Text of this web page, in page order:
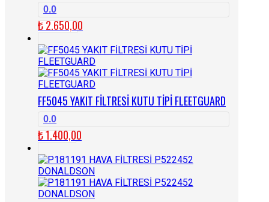
0.0
₺2.650,00
FF5045 YAKIT FİLTRESİ KUTU TİPİ FLEETGUARD
0.0
₺1.400,00